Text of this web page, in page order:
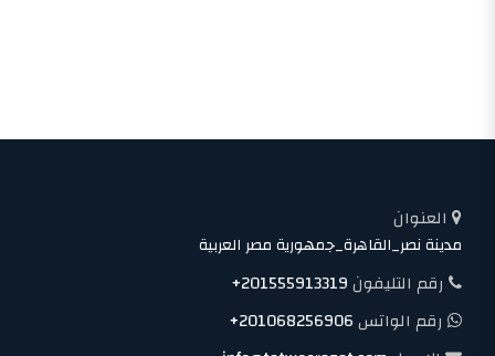
العنوان
مدينة نصر_القاهرة_جمهورية مصر العربية
رقم التليفون+201555913319
رقم الواتس+201068256906